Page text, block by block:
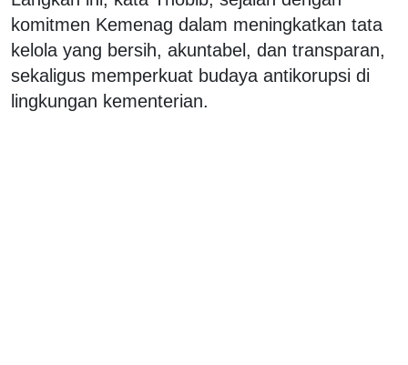
komitmen Kemenag dalam meningkatkan tata
kelola yang bersih, akuntabel, dan transparan,
sekaligus memperkuat budaya antikorupsi di
lingkungan kementerian.